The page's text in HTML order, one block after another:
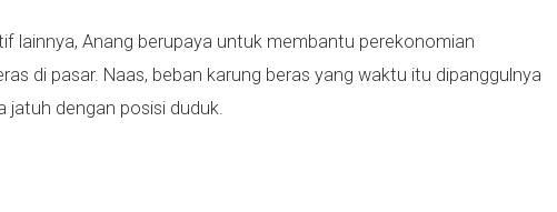
lainnya, Anang berupaya untuk membantu perekonomian
di pasar. Naas, beban karung beras yang waktu itu dipanggulnya
jatuh dengan posisi duduk.